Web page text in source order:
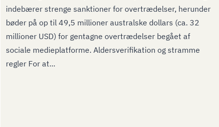
indebærer strenge sanktioner for overtrædelser, herunder
bøder på op til 49,5 millioner australske dollars (ca. 32
millioner USD) for gentagne overtrædelser begået af
sociale medieplatforme. Aldersverifikation og stramme
regler For at...